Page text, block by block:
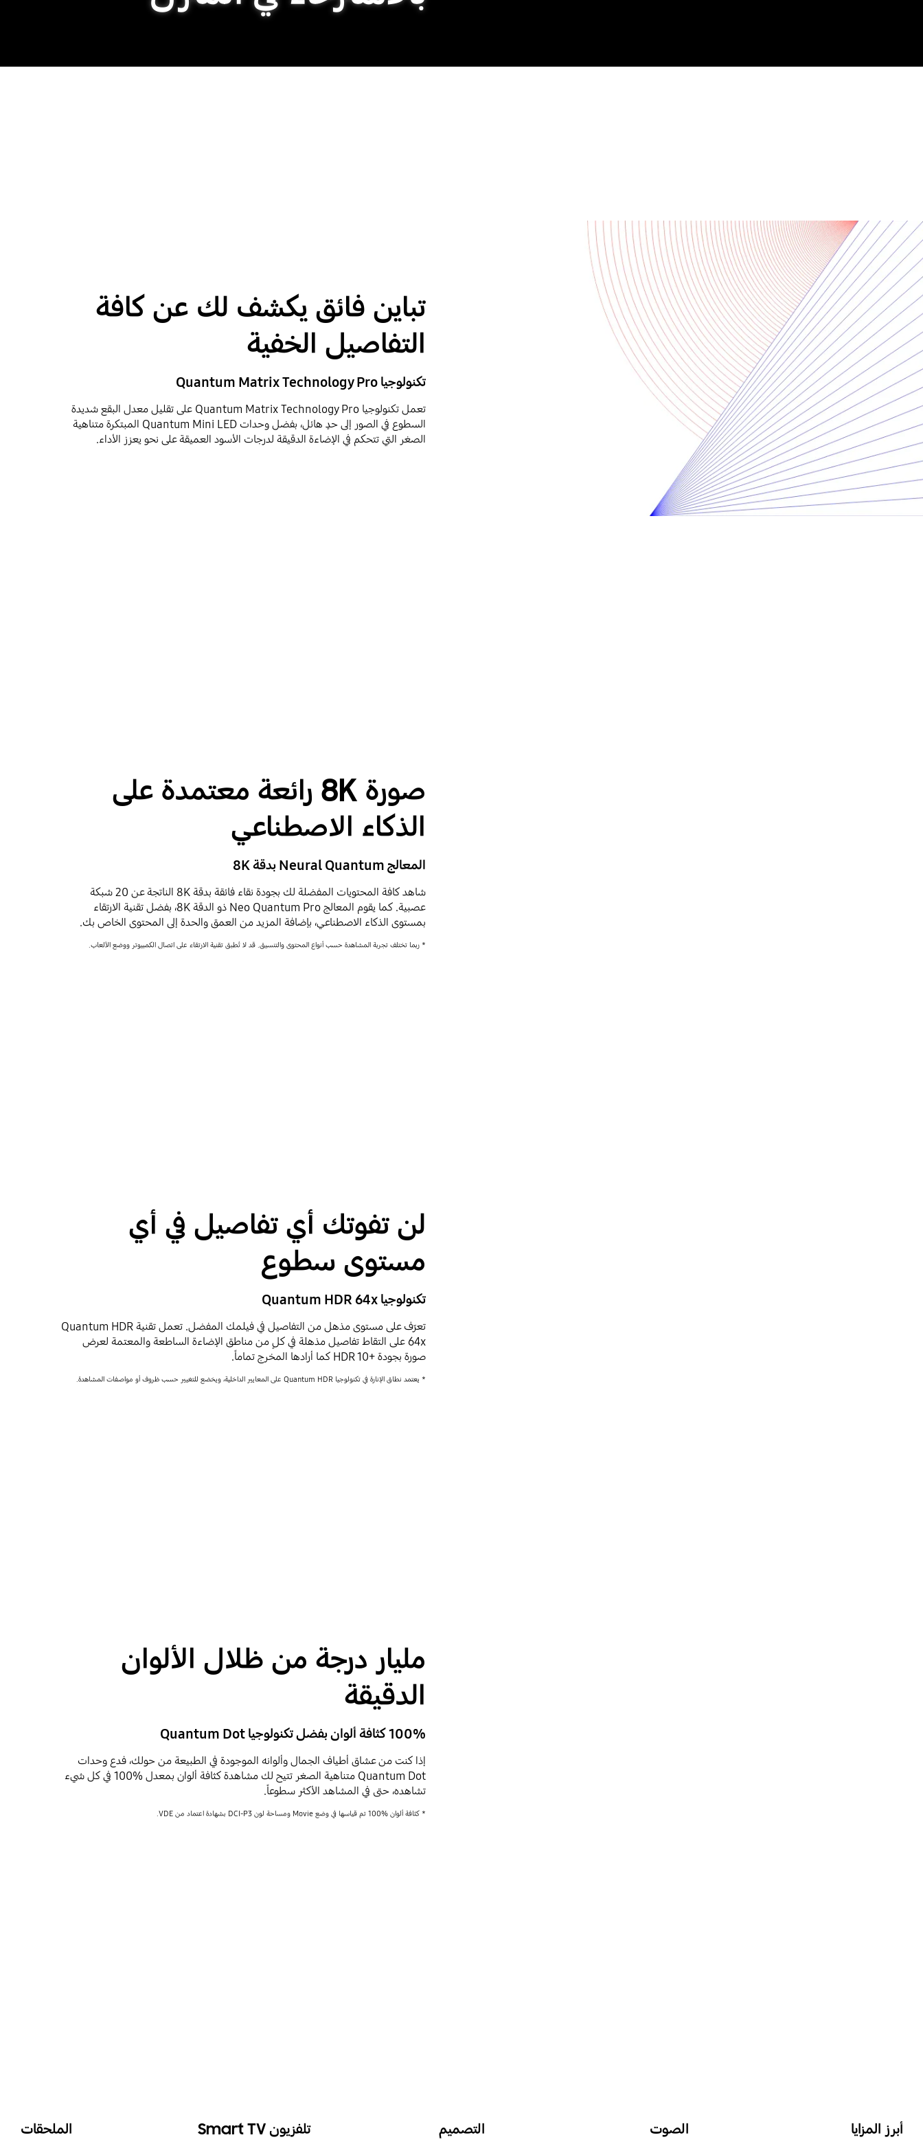
تباين فائق يكشف لك عن كافة
التفاصيل الخفية
تكنولوجيا Quantum Matrix Technology Pro
تعمل تكنولوجيا Quantum Matrix Technology Pro على تقليل معدل البقع شديدة
السطوع في الصور إلى حدٍ هائل، بفضل وحدات Quantum Mini LED المبتكرة متناهية
الصغر التي تتحكم في الإضاءة الدقيقة لدرجات الأسود العميقة على نحو يعزز الأداء.
صورة 8K رائعة معتمدة على
الذكاء الاصطناعي
المعالج Neural Quantum بدقة 8K
شاهد كافة المحتويات المفضلة لك بجودة نقاء فائقة بدقة 8K الناتجة عن 20 شبكة
عصبية. كما يقوم المعالج Neo Quantum Pro ذو الدقة 8K، بفضل تقنية الارتقاء
بمستوى الذكاء الاصطناعي، بإضافة المزيد من العمق والحدة إلى المحتوى الخاص بك.
* ربما تختلف تجربة المشاهدة حسب أنواع المحتوى والتنسيق. قد لا تُطبق تقنية الارتقاء على اتصال الكمبيوتر ووضع الألعاب.
لن تفوتك أي تفاصيل في أي
مستوى سطوع
تكنولوجيا Quantum HDR 64x
تعرّف على مستوى مذهل من التفاصيل في فيلمك المفضل. تعمل تقنية Quantum HDR
64x على التقاط تفاصيل مذهلة في كلٍ من مناطق الإضاءة الساطعة والمعتمة لعرض
صورة بجودة +HDR 10 كما أرادها المخرج تماماً.
* يعتمد نطاق الإنارة في تكنولوجيا Quantum HDR على المعايير الداخلية، ويخضع للتغيير حسب ظروف أو مواصفات المشاهدة.
مليار درجة من ظلال الألوان
الدقيقة
100% كثافة ألوان بفضل تكنولوجيا Quantum Dot
إذا كنت من عشاق أطياف الجمال وألوانه الموجودة في الطبيعة من حولك، فدع وحدات
Quantum Dot متناهية الصغر تتيح لك مشاهدة كثافة ألوان بمعدل %100 في كل شيء
تشاهده، حتى في المشاهد الأكثر سطوعاً.
* كثافة ألوان %100 تم قياسها في وضع Movie ومساحة لون DCI-P3 بشهادة اعتماد من VDE.
أبرز المزايا الصوت التصميم تلفزيون Smart TV الملحقات